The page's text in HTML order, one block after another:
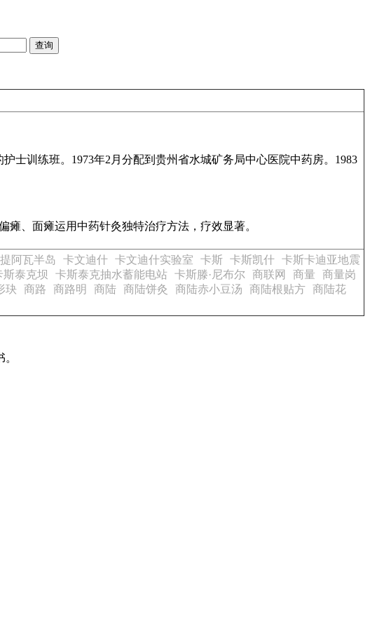
士训练班。1973年2月分配到贵州省水城矿务局中心医院中药房。1983
、面瘫运用中药针灸独特治疗方法，疗效显著。
阿瓦半岛 卡文迪什 卡文迪什实验室 卡斯 卡斯凯什 卡斯卡迪亚地震
斯泰克坝 卡斯泰克抽水蓄能电站 卡斯滕·尼布尔 商联网 商量
商量岗
玦 商路 商路明 商陆 商陆饼灸 商陆赤小豆汤 商陆根贴方 商陆花